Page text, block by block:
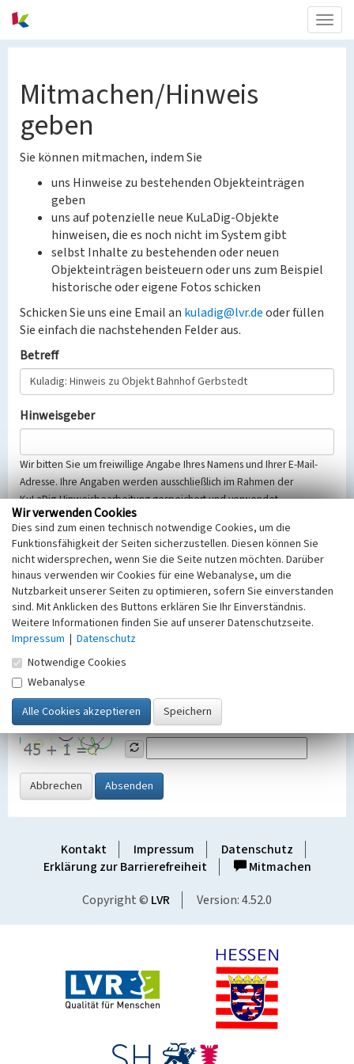
Mitmachen/Hinweis
geben
Sie können mitmachen, indem Sie
uns Hinweise zu bestehenden Objekteinträgen
geben
uns auf potenzielle neue KuLaDig-Objekte
hinweisen, die es noch nicht im System gibt
selbst Inhalte zu bestehenden oder neuen
Objekteinträgen beisteuern oder uns zum Beispiel
historische oder eigene Fotos schicken
Schicken Sie uns eine Email an kuladig@lvr.deoder füllen
Sie einfach die nachstehenden Felder aus.
Betreff
Hinweisgeber
Wir bitten Sie um freiwillige Angabe Ihres Namens und Ihrer E-Mail-
Adresse. Ihre Angaben werden ausschließlich im Rahmen der
KuLaDig-Hinweisbearbeitung gespeichert und verwendet.
Selbstverständlich werden diese entsprechend der Vorschriften des
Telemediengesetzes, des Datenschutzgesetzes NRW und der seit
dem 25.05.2018 gültigen Europäischen Datenschutzgrundverordnung
(EU-DSGVO) vertraulich behandelt, beachten Sie bitte unsere
Hinweise zumDatenschutz
Nachricht
SicherheitsabfrageTragen Sie unten das Rechenergebnis aus der
Grafik ein
Abbrechen Absenden
Kontakt Impressum
Datenschutz
Erklärung zur Barrierefreiheit
Mitmachen
Copyright © LVR Version: 4.52.0
Wir verwenden Cookies
Dies sind zum einen technisch notwendige Cookies, um die
Funktionsfähigkeit der Seiten sicherzustellen. Diesen können Sie
nicht widersprechen, wenn Sie die Seite nutzen möchten. Darüber
hinaus verwenden wir Cookies für eine Webanalyse, um die
Nutzbarkeit unserer Seiten zu optimieren, sofern Sie einverstanden
sind. Mit Anklicken des Buttons erklären Sie Ihr Einverständnis.
Weitere Informationen finden Sie auf unserer Datenschutzseite.
Impressum | Datenschutz
Notwendige Cookies
Webanalyse